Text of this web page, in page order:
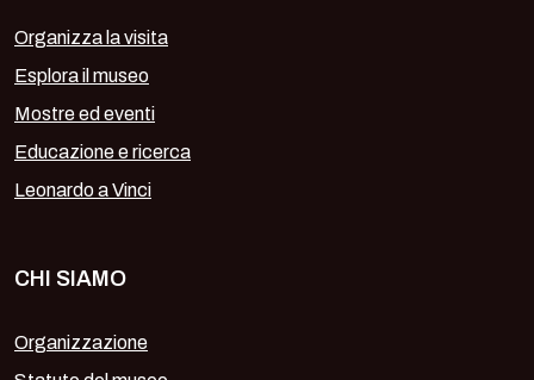
Organizza la visita
Esplora il museo
Mostre ed eventi
Educazione e ricerca
Leonardo a Vinci
CHI SIAMO
Organizzazione